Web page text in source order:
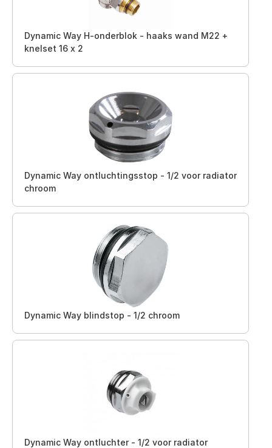
Dynamic Way H-onderblok - haaks wand M22 +
knelset 16 x 2
Dynamic Way ontluchtingsstop - 1/2 voor radiator
chroom
Dynamic Way blindstop - 1/2 chroom
Dynamic Way ontluchter - 1/2 voor radiator